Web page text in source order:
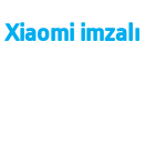
Xiaomi